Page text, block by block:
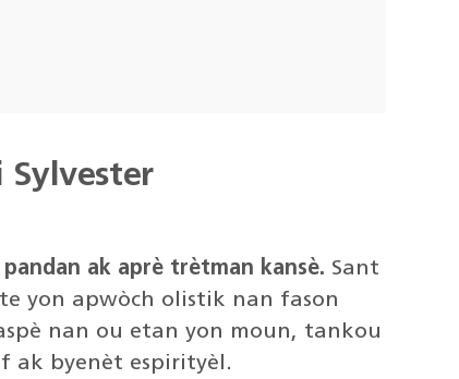
Sylvester
ak aprè trètman kansè. Sant
yon apwòch olistik nan fason
nan ou etan yon moun, tankou
ak byenèt espirityèl.